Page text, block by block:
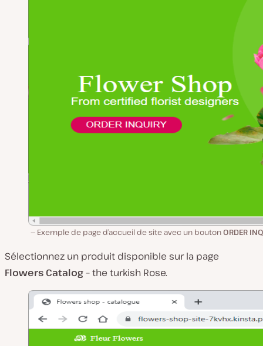
Exemple de page d’accueil de site avec un boutonORDER
Sélectionnez un produit disponible sur la page
Flowers Catalog– the turkish Rose.